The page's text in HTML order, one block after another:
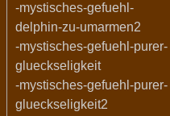
-mystisches-gefuehl-
delphin-zu-umarmen2
-mystisches-gefuehl-purer-
glueckseligkeit
-mystisches-gefuehl-purer-
glueckseligkeit2